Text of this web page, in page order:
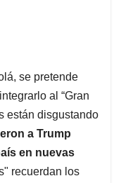
se pretende
al “Gran
están disgustando
a Trump
en nuevas
recuerdan los